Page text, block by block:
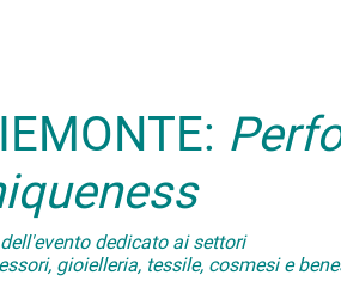
dedicato ai settori
gioielleria, tessile, cosmesi e